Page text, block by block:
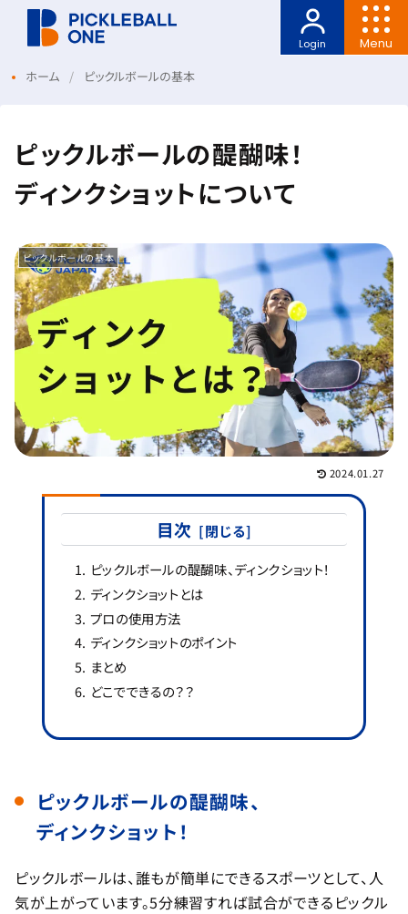
Menu
Login
ホーム ピックルボールの基本
ピックルボールの醍醐味！
ディンクショットについて
ピックルボールの基本
2024.01.27
目次
ピックルボールの醍醐味、ディンクショット！
ディンクショットとは
プロの使用方法
ディンクショットのポイント
まとめ
どこでできるの？？
ピックルボールの醍醐味、
ディンクショット！
ピックルボールは、誰もが簡単にできるスポーツとして、人
気が上がっています。5分練習すれば試合ができるピックル